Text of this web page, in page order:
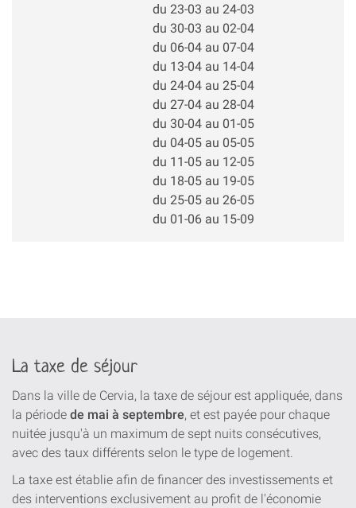
du 23-03 au 24-03
du 30-03 au 02-04
du 06-04 au 07-04
du 13-04 au 14-04
du 24-04 au 25-04
du 27-04 au 28-04
du 30-04 au 01-05
du 04-05 au 05-05
du 11-05 au 12-05
du 18-05 au 19-05
du 25-05 au 26-05
du 01-06 au 15-09
La taxe de séjour
Dans la ville de Cervia, la taxe de séjour est appliquée, dans
la période de mai à septembre, et est payée pour chaque
nuitée jusqu'à un maximum de sept nuits consécutives,
avec des taux différents selon le type de logement.
La taxe est établie afin de financer des investissements et
des interventions exclusivement au profit de l'économie